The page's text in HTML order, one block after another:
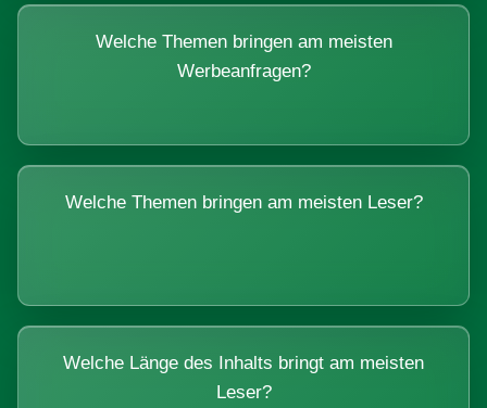
Welche Themen bringen am meisten
Werbeanfragen?
Welche Themen bringen am meisten Leser?
Welche Länge des Inhalts bringt am meisten
Leser?